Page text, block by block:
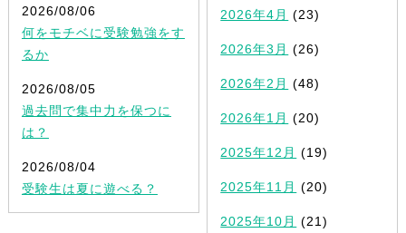
2026/08/06
何をモチベに受験勉強をす
るか
2026/08/05
過去問で集中力を保つに
は？
2026/08/04
受験生は夏に遊べる？
2026年4月 (23)
2026年3月 (26)
2026年2月 (48)
2026年1月 (20)
2025年12月 (19)
2025年11月 (20)
2025年10月 (21)